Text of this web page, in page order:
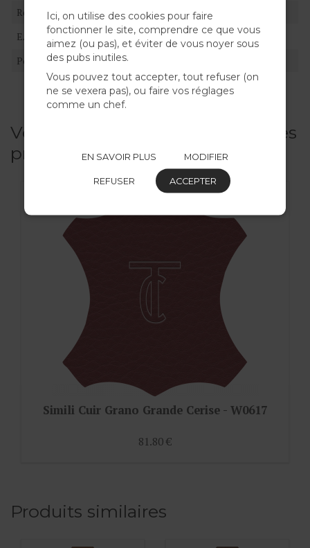
Référence
W0514
EAN
3700972468118
Poids
Vous pourriez avoir besoin de ces
produits
Simili Cuir Grano Grande Cerise - W0617
81.80 €
Produits similaires
Ici, on utilise des cookies pour faire
fonctionner le site, comprendre ce que vous
aimez (ou pas), et éviter de vous noyer sous
des pubs inutiles.
Vous pouvez tout accepter, tout refuser (on
ne se vexera pas), ou faire vos réglages
comme un chef.
EN SAVOIR PLUS MODIFIER
REFUSER ACCEPTER